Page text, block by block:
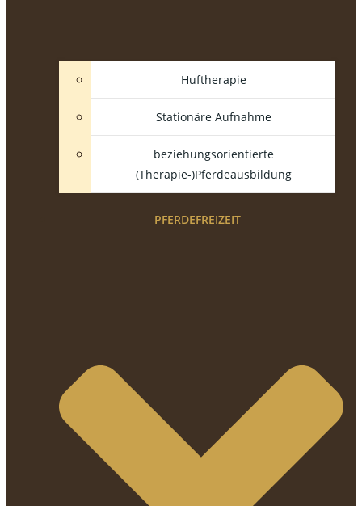
Huftherapie
Stationäre Aufnahme
beziehungsorientierte
(Therapie-)Pferdeausbildung
PFERDEFREIZEIT